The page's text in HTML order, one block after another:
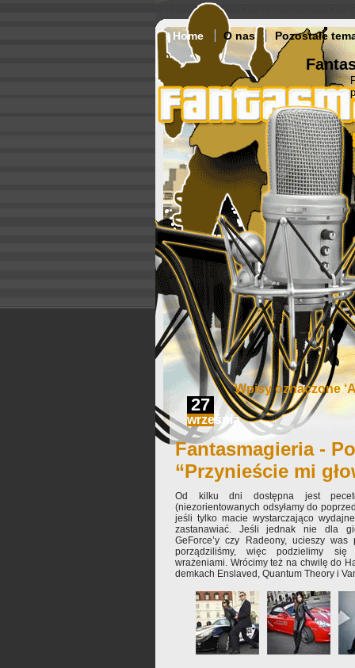
Home O nas Pozostałe
Wpisy oznaczone
27
września
Fantasmagieria -
“Przynieście mi
Od kilku dni dostępna jest
(niezorientowanych odsyłamy do
jeśli tylko macie wystarczająco
zastanawiać. Jeśli jednak nie dla
GeForce’y czy Radeony, ucieszy
porządziliśmy, więc podzielimy się
wrażeniami. Wrócimy też na chwilę do
demkach Enslaved, Quantum Theory i